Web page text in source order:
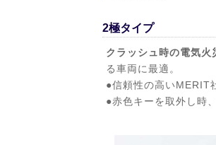
2極タイプ
クラッシュ時の電気火
る車両に最適。
●信頼性の高いMERIT
●赤色キーを取外し時